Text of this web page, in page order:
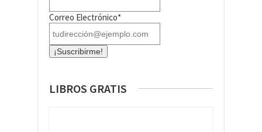
Correo Electrónico*
LIBROS GRATIS